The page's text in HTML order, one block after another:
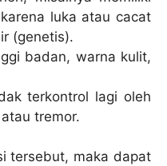
luka atau cacat
(genetis).
badan, warna kulit,
terkontrol lagi oleh
tremor.
tersebut, maka dapat